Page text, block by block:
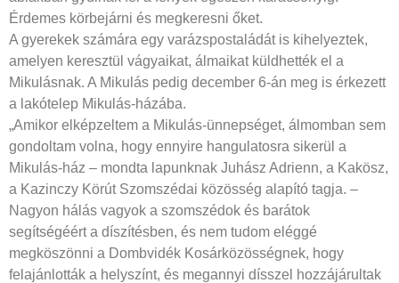
Érdemes körbejárni és megkeresni őket.
A gyerekek számára egy varázspostaládát is kihelyeztek,
amelyen keresztül vágyaikat, álmaikat küldhették el a
Mikulásnak. A Mikulás pedig december 6-án meg is érkezett
a lakótelep Mikulás-házába.
„Amikor elképzeltem a Mikulás-ünnepséget, álmomban sem
gondoltam volna, hogy ennyire hangulatosra sikerül a
Mikulás-ház – mondta lapunknak Juhász Adrienn, a Kakösz,
a Kazinczy Körút Szomszédai közösség alapító tagja. –
Nagyon hálás vagyok a szomszédok és barátok
segítségéért a díszítésben, és nem tudom eléggé
megköszönni a Dombvidék Kosárközösségnek, hogy
felajánlották a helyszínt, és megannyi dísszel hozzájárultak